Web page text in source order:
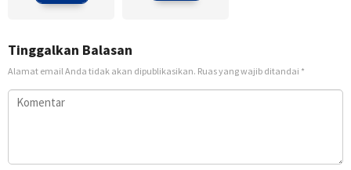
Tinggalkan Balasan
Alamat email Anda tidak akan dipublikasikan. Ruas yang wajib ditandai *